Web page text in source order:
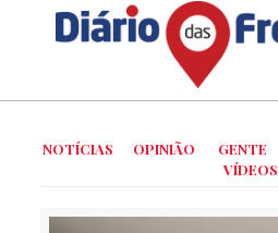
NOTÍCIAS OPINIÃO GENTE
VÍDEOS